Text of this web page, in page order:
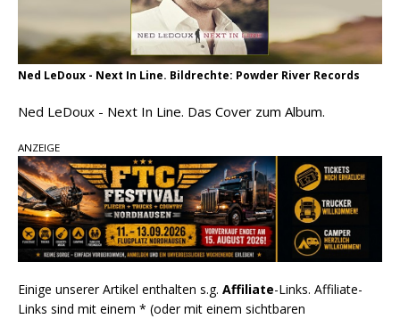
Ned LeDoux - Next In Line. Bildrechte: Powder River Records
Ned LeDoux - Next In Line. Das Cover zum Album.
ANZEIGE
Einige unserer Artikel enthalten s.g. Affiliate-Links. Affiliate-
Links sind mit einem * (oder mit einem sichtbaren